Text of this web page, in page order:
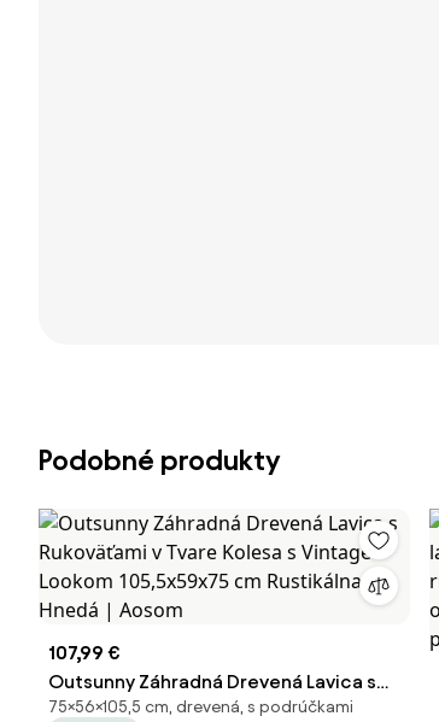
Podobné produkty
107,99 €
Outsunny Záhradná Drevená Lavica s
Rukoväťami v Tvare Kolesa s Vintage
75×56×105,5 cm, drevená, s podrúčkami